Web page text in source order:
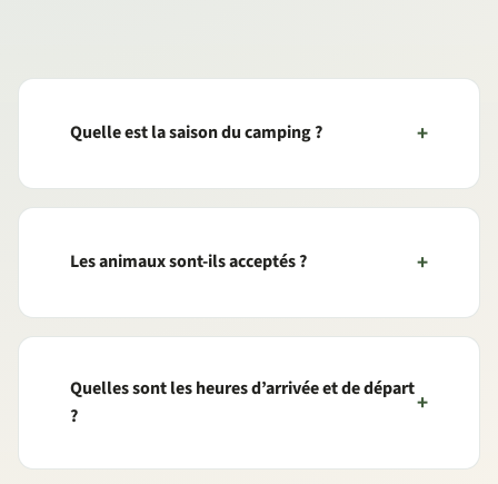
Quelle est la saison du camping ?
Les animaux sont-ils acceptés ?
Quelles sont les heures d’arrivée et de départ
?